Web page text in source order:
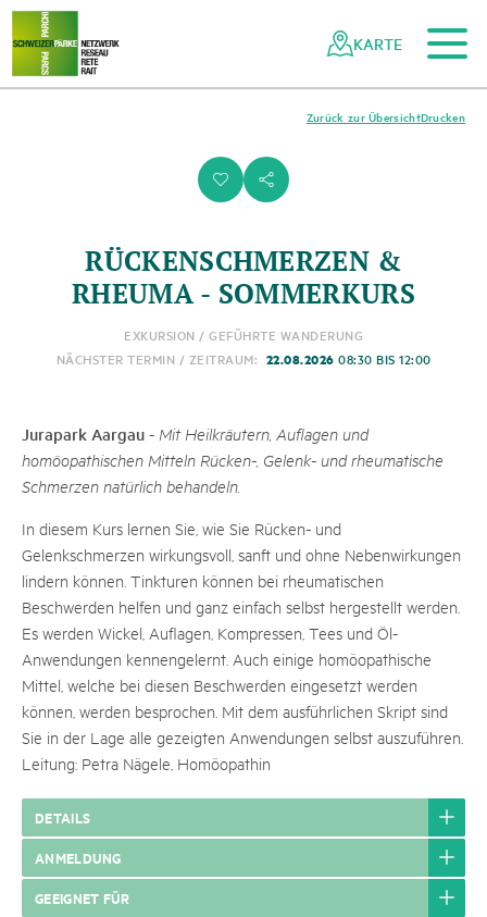
Navigieren
Netzwerk
Schweizer
Schnellnavigation
Zum Hauptinhalt
Zur mobilen Navigation
Zur Suche
Zum Fussbereich
Zur Sitemap
KARTE
i s
Drucken
Zurück zur Übersicht
RÜCKENSCHMERZEN &
RHEUMA - SOMMERKURS
EXKURSION / GEFÜHRTE WANDERUNG
NÄCHSTER TERMIN / ZEITRAUM: 22.08.2026 08:30 BIS 12:00
Jurapark Aargau - Mit Heilkräutern, Auflagen und
homöopathischen Mitteln Rücken-, Gelenk- und rheumatische
Schmerzen natürlich behandeln.
In diesem Kurs lernen Sie, wie Sie Rücken- und
Gelenkschmerzen wirkungsvoll, sanft und ohne Nebenwirkungen
lindern können. Tinkturen können bei rheumatischen
Beschwerden helfen und ganz einfach selbst hergestellt werden.
Es werden Wickel, Auflagen, Kompressen, Tees und Öl-
Anwendungen kennengelernt. Auch einige homöopathische
Mittel, welche bei diesen Beschwerden eingesetzt werden
können, werden besprochen. Mit dem ausführlichen Skript sind
Sie in der Lage alle gezeigten Anwendungen selbst auszuführen.
Leitung: Petra Nägele, Homöopathin
DETAILS
ANMELDUNG
GEEIGNET FÜR